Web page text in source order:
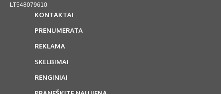
LT548079610
KONTAKTAI
PRENUMERATA
REKLAMA
SKELBIMAI
RENGINIAI